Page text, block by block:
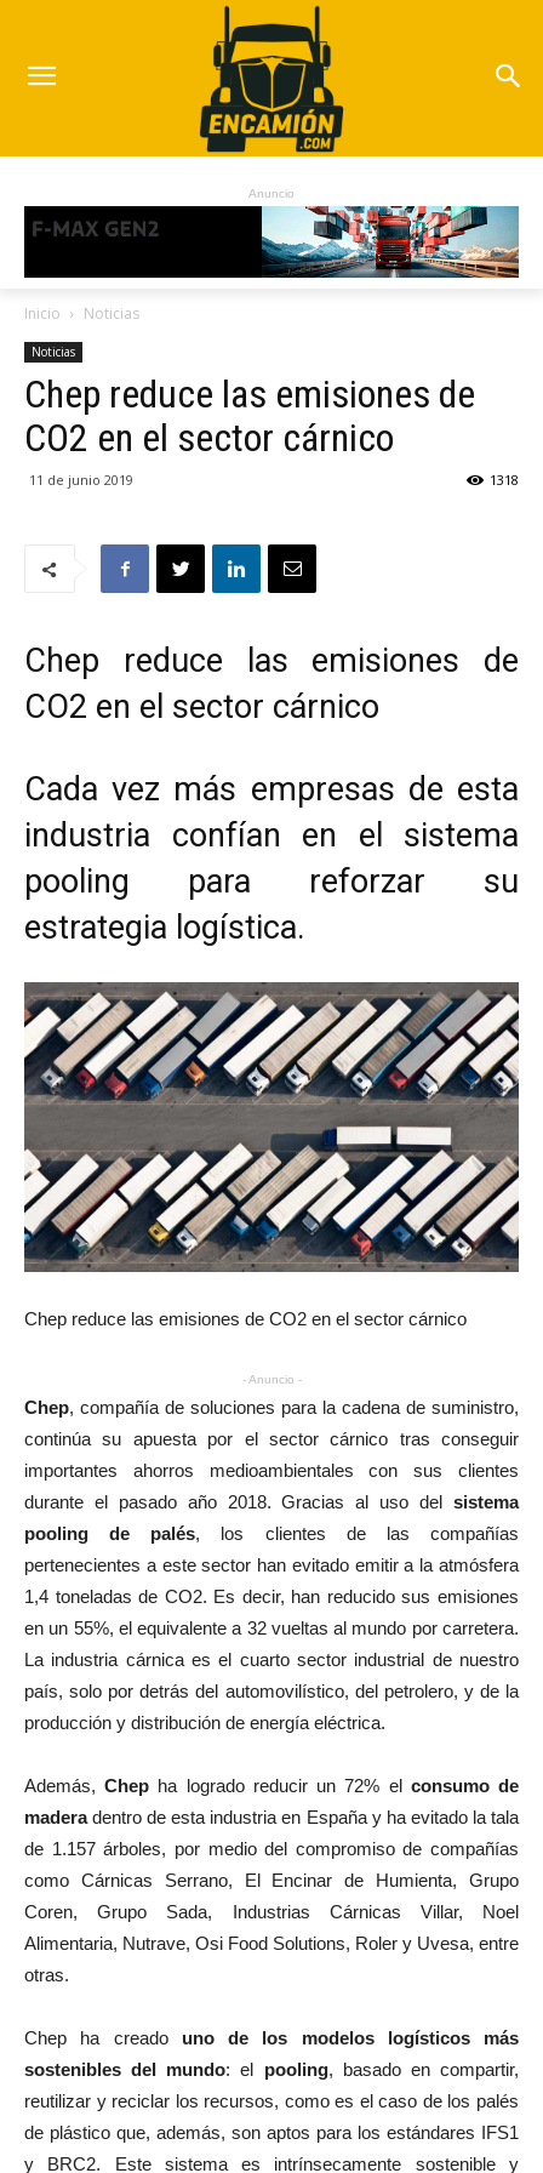
Anuncio
Inicio Noticias
Noticias
Chep reduce las emisiones de
CO2 en el sector cárnico
11 de junio 2019 1318
Chep reduce las emisiones de
CO2 en el sector cárnico
Cada vez más empresas de esta
industria confían en el sistema
pooling para reforzar su
estrategia logística.
Chep reduce las emisiones de CO2 en el sector cárnico
- Anuncio -
Chep, compañía de soluciones para la cadena de suministro,
continúa su apuesta por el sector cárnico tras conseguir
importantes ahorros medioambientales con sus clientes
durante el pasado año 2018. Gracias al uso del sistema
pooling de palés, los clientes de las compañías
pertenecientes a este sector han evitado emitir a la atmósfera
1,4 toneladas de CO2. Es decir, han reducido sus emisiones
en un 55%, el equivalente a 32 vueltas al mundo por carretera.
La industria cárnica es el cuarto sector industrial de nuestro
país, solo por detrás del automovilístico, del petrolero, y de la
producción y distribución de energía eléctrica.
Además,Chep ha logrado reducir un 72% el consumo de
maderadentro de esta industria en España y ha evitado la tala
de 1.157 árboles, por medio del compromiso de compañías
como Cárnicas Serrano, El Encinar de Humienta, Grupo
Coren, Grupo Sada, Industrias Cárnicas Villar, Noel
Alimentaria, Nutrave, Osi Food Solutions, Roler y Uvesa, entre
otras.
Chep ha creado uno de los modelos logísticos más
sostenibles del mundo: el pooling, basado en compartir,
reutilizar y reciclar los recursos, como es el caso de los palés
de plástico que, además, son aptos para los estándares IFS1
y BRC2. Este sistema es intrínsecamente sostenible y